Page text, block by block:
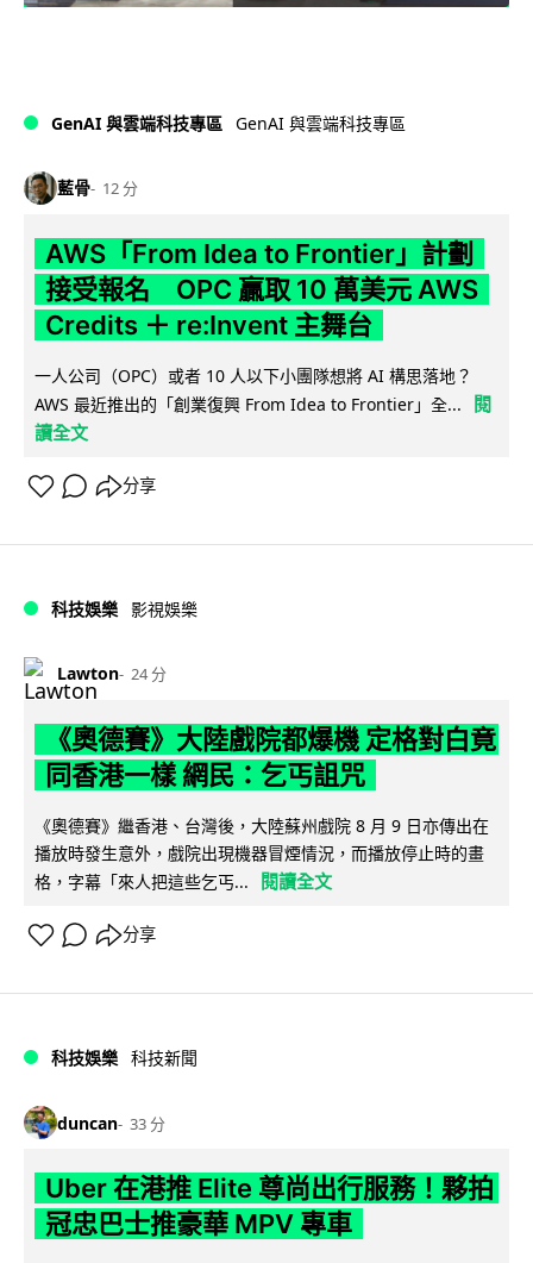
GenAI 與雲端科技專區 GenAI 與雲端科技專區
藍骨 12 分
AWS「From Idea to Frontier」計劃
接受報名 OPC 贏取 10 萬美元 AWS
Credits ＋ re:Invent 主舞台
一人公司（OPC）或者 10 人以下小團隊想將 AI 構思落地？
AWS 最近推出的「創業復興 From Idea to Frontier」全...
閱
讀全文
分享
科技娛樂 影視娛樂
Lawton 24 分
《奧德賽》大陸戲院都爆機 定格對白竟
同香港一樣 網民：乞丐詛咒
《奧德賽》繼香港、台灣後，大陸蘇州戲院 8 月 9 日亦傳出在
播放時發生意外，戲院出現機器冒煙情況，而播放停止時的畫
格，字幕「來人把這些乞丐...
閱讀全文
分享
科技娛樂 科技新聞
duncan 33 分
Uber 在港推 Elite 尊尚出行服務！夥拍
冠忠巴士推豪華 MPV 專車